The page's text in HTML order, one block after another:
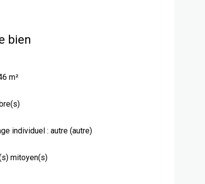
bien
m²
individuel : autre (autre)
mitoyen(s)